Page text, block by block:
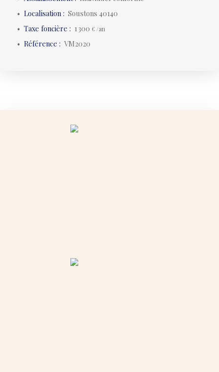
Localisation : Soustons 40140
Taxe foncière : 1 300€ /an
Référence : VM2020